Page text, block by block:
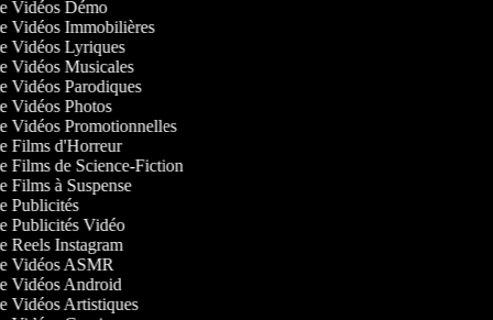
Vidéos Démo
Vidéos Immobilières
Vidéos Lyriques
Vidéos Musicales
Vidéos Parodiques
Vidéos Photos
Vidéos Promotionnelles
Films d'Horreur
Films de Science-Fiction
Films à Suspense
Publicités
Publicités Vidéo
Reels Instagram
Vidéos ASMR
Vidéos Android
Vidéos Artistiques